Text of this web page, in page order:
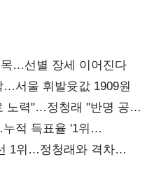
…선별 장세 이어진다
…서울 휘발윳값 1909원
노력"…정청래 "반명 공세
적 득표율 '1위
1위…정청래와 격차